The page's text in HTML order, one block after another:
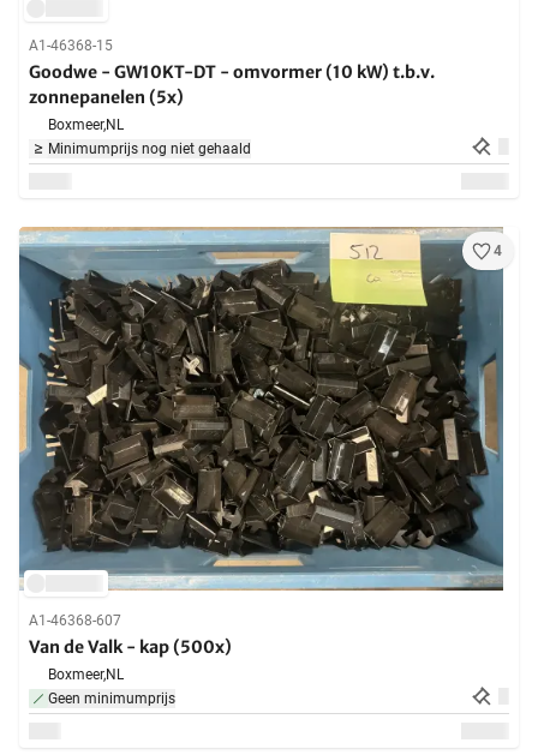
A1-46368-15
Goodwe - GW10KT-DT - omvormer (10 kW) t.b.v.
zonnepanelen (5x)
Boxmeer,NL
Minimumprijs nog niet gehaald
4
A1-46368-607
Van de Valk - kap (500x)
Boxmeer,NL
Geen minimumprijs